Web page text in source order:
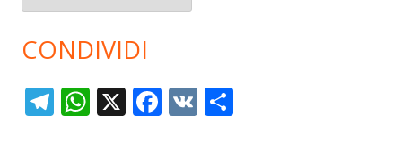
CONDIVIDI
T
el
W
h
X F
ac
V
K